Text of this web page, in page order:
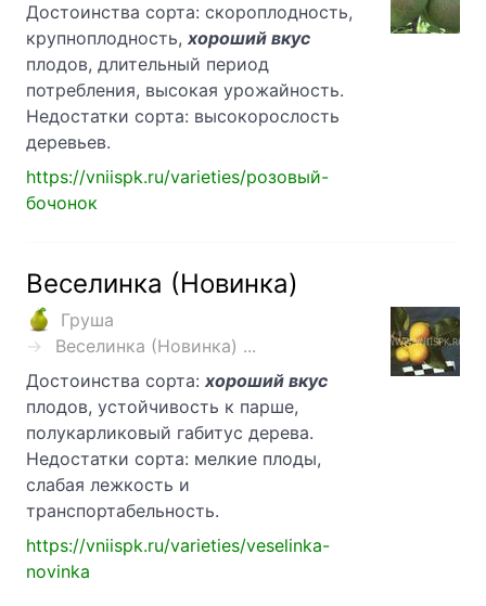
Достоинства сорта: скороплодность,
крупноплодность, хороший вкус
плодов, длительный период
потребления, высокая урожайность.
Недостатки сорта: высокорослость
деревьев.
https://vniispk.ru/varieties/розовый-
бочонок
Веселинка (Новинка)
Груша
Веселинка (Новинка) ...
Достоинства сорта: хороший вкус
плодов, устойчивость к парше,
полукарликовый габитус дерева.
Недостатки сорта: мелкие плоды,
слабая лежкость и
транспортабельность.
https://vniispk.ru/varieties/veselinka-
novinka